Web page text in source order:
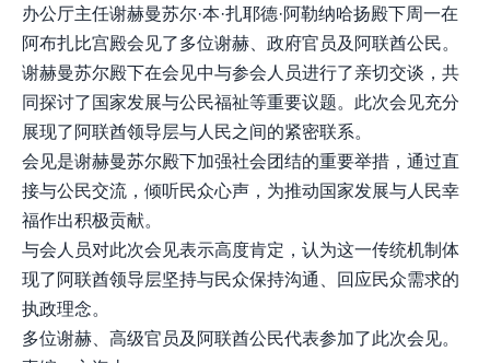
办公厅主任谢赫曼苏尔·本·扎耶德·阿勒纳哈扬殿下周一在
阿布扎比宫殿会见了多位谢赫、政府官员及阿联酋公民。
谢赫曼苏尔殿下在会见中与参会人员进行了亲切交谈，共
同探讨了国家发展与公民福祉等重要议题。此次会见充分
展现了阿联酋领导层与人民之间的紧密联系。
会见是谢赫曼苏尔殿下加强社会团结的重要举措，通过直
接与公民交流，倾听民众心声，为推动国家发展与人民幸
福作出积极贡献。
与会人员对此次会见表示高度肯定，认为这一传统机制体
现了阿联酋领导层坚持与民众保持沟通、回应民众需求的
执政理念。
多位谢赫、高级官员及阿联酋公民代表参加了此次会见。